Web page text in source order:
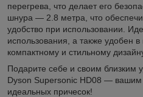
перегрева, что делает его
шнура — 2.8 метра, что
удобство при использовании.
использования, а также удобен
компактному и стильному
Подарите себе и своим близким
Dyson Supersonic HD08 — вашим
идеальных причесок!